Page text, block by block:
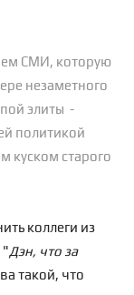
СМИ, которую
незаметного
элиты -
политикой
куском старого
коллеги из
"Дэн, что за
такой, что